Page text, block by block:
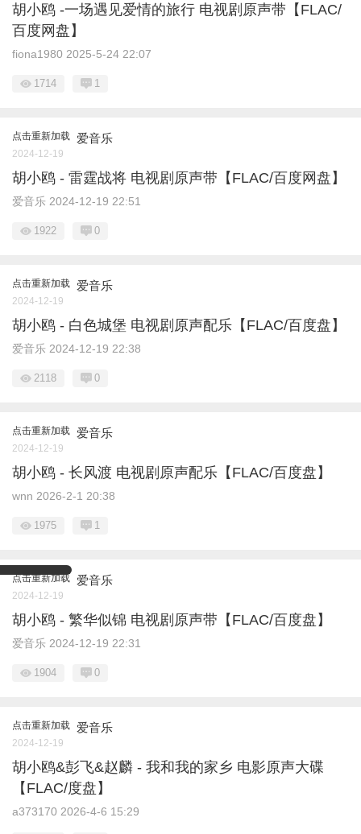
胡小鸥 -一场遇见爱情的旅行 电视剧原声带【FLAC/
百度网盘】
fiona1980 2025-5-24 22:07
1714 1
点击重新加载 爱音乐
2024-12-19
胡小鸥 - 雷霆战将 电视剧原声带【FLAC/百度网盘】
爱音乐 2024-12-19 22:51
1922 0
点击重新加载 爱音乐
2024-12-19
胡小鸥 - 白色城堡 电视剧原声配乐【FLAC/百度盘】
爱音乐 2024-12-19 22:38
2118 0
点击重新加载 爱音乐
2024-12-19
胡小鸥 - 长风渡 电视剧原声配乐【FLAC/百度盘】
wnn 2026-2-1 20:38
1975 1
点击重新加载 爱音乐
2024-12-19
胡小鸥 - 繁华似锦 电视剧原声带【FLAC/百度盘】
爱音乐 2024-12-19 22:31
1904 0
点击重新加载 爱音乐
2024-12-19
胡小鸥&彭飞&赵麟 - 我和我的家乡 电影原声大碟
【FLAC/度盘】
a373170 2026-4-6 15:29